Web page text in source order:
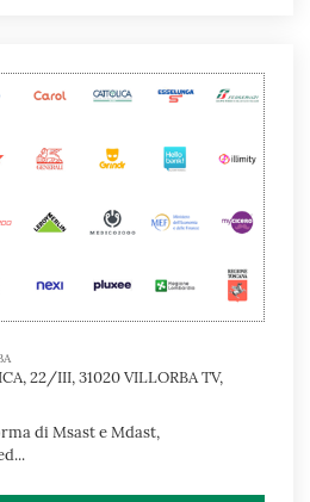
22/III, 31020 VILLORBA TV,
di Msast e Mdast,